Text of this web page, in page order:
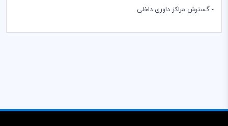
- گسترش مراکز داوری داخلی